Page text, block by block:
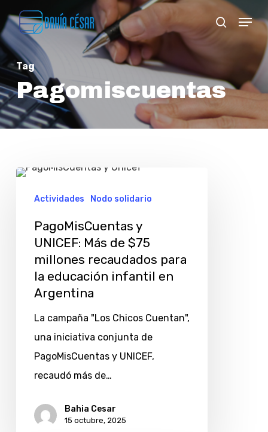
to
main
content
search
Menu
Tag
Pagomiscuentas
PagoMisCuentas
millones
Argentina
Actividades Nodo solidario
PagoMisCuentas y
UNICEF: Más de $75
millones recaudados para
la educación infantil en
Argentina
La campaña "Los Chicos Cuentan",
una iniciativa conjunta de
PagoMisCuentas y UNICEF,
recaudó más de…
Bahia Cesar
15 octubre, 2025
Close
Menu